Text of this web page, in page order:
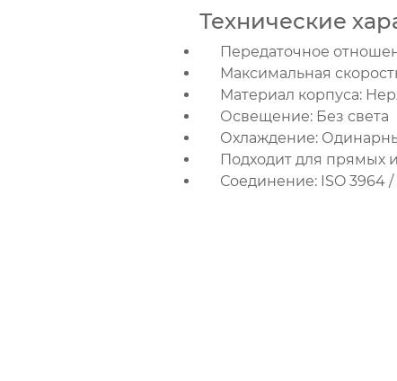
Технические
Передаточное
Максимальная
Материал корпуса:
Освещение: Без света
Охлаждение:
Подходит для прямых
Соединение: ISO 3964 /